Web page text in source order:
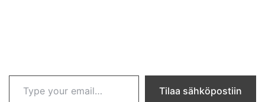
Type your email…
Tilaa sähköpostiin